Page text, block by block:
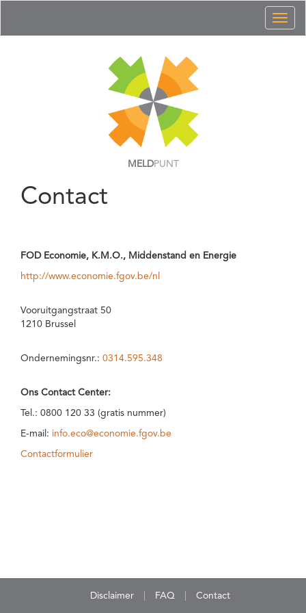
MELDPUNT
Contact
FOD Economie, K.M.O., Middenstand en Energie
http://www.economie.fgov.be/nl
Vooruitgangstraat 50
1210 Brussel
Ondernemingsnr.: 0314.595.348
Ons Contact Center:
Tel.: 0800 120 33 (gratis nummer)
E-mail: info.eco@economie.fgov.be
Contactformulier
Disclaimer FAQ Contact